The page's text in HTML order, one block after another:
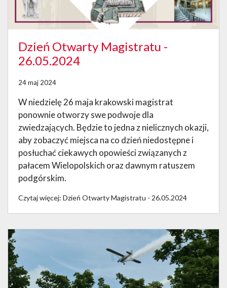
Dzień Otwarty Magistratu -
26.05.2024
24 maj 2024
W niedzielę 26 maja krakowski magistrat
ponownie otworzy swe podwoje dla
zwiedzających. Będzie to jedna z nielicznych okazji,
aby zobaczyć miejsca na co dzień niedostępne i
posłuchać ciekawych opowieści związanych z
pałacem Wielopolskich oraz dawnym ratuszem
podgórskim.
Czytaj więcej: Dzień Otwarty Magistratu - 26.05.2024